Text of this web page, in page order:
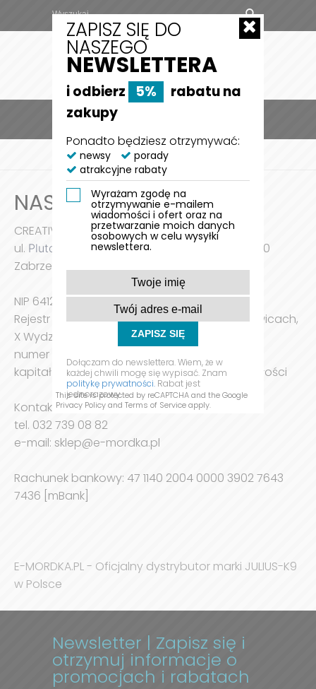
MENU
STRONA GŁÓWNA NASZE DANE
NASZE DANE
CREATIVO GROUP sp. z o.o.
ul. Plutonowego R. Szkubacza
, 41-800
Zabrze
NIP 6412533068 | Regon 243689789
Rejestr przedsiębiorców: Sąd Rejonowy w Gliwicach,
X Wydział Gospodarczy KRS
numer KRS: 526297
kapitał zakładowy 5.000,00 zł opłacony w całości
Kontakt do nas:
tel. 032 739 08 82
e-mail: sklep@e-mordka.pl
Rachunek bankowy: 47 1140 2004 0000 3902 7643
7436 [mBank]
E-MORDKA.PL - Oficjalny dystrybutor marki JULIUS-K9
w Polsce
Newsletter | Zapisz się i
otrzymuj informacje o
promocjach i rabatach
ZAPISZ SIĘ DO
NASZEGO
NEWSLETTERA
i odbierz 5%
rabatu na
zakupy
Ponadto będziesz otrzymywać:
newsy
porady
atrakcyjne rabaty
Wyrażam zgodę na
otrzymywanie e-mailem
wiadomości i ofert oraz na
przetwarzanie moich danych
osobowych w celu wysyłki
newslettera.
ZAPISZ SIĘ
Dołączam do newslettera. Wiem, że w
każdej chwili mogę się wypisać. Znam
politykę prywatności. Rabat jest
jednorazowy.
This site is protected by reCAPTCHA and the Google
Privacy Policyand Terms of Serviceapply.